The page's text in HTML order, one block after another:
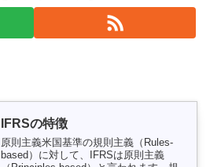
IFRSの特徴
原則主義米国基準の規則主義（Rules-
based）に対して、IFRSは原則主義